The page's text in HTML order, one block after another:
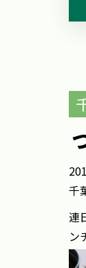
千
連
ン